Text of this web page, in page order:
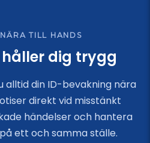
TILL HANDS
dig trygg
alltid din ID-bevakning nära
direkt vid misstänkt
händelser och hantera
ett och samma ställe.